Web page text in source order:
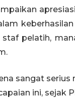
staf pelatih,
sangat
ini, sejak